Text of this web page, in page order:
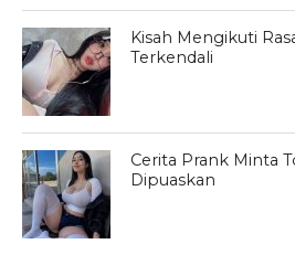
Kisah Mengikuti
Terkendali
Cerita Prank Minta
Dipuaskan